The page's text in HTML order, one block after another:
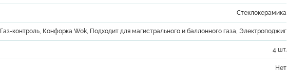
Стеклокерамика
Газ-контроль, Конфорка Wok, Подходит для магистрального и баллонного газа, Электроподжиг
4 шт.
Нет